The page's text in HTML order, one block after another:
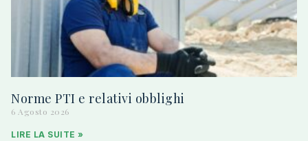
Norme PTI e relativi obblighi
6 Agosto 2026
LIRE LA SUITE »